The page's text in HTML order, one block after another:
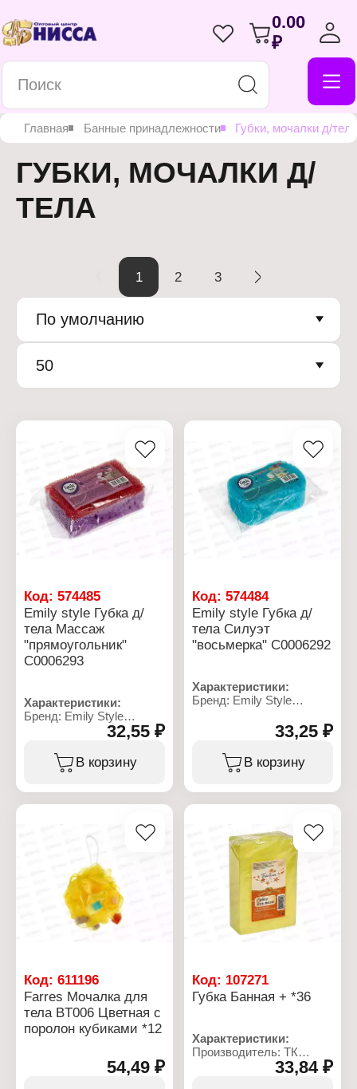
0.00
₽
Главная Банные принадлежности Губки, мочалки д/
ГУБКИ, МОЧАЛКИ Д/
ТЕЛА
1 2 3
По умолчанию
50
Код: 574485
Emily style Губка д/
тела Массаж
"прямоугольник"
С0006293
Характеристики:
Бренд: Emily Style
Артикул: С0006293
Тип товара: Губка для
Модель: "Массаж"
32,55 ₽
В корзину
Код:574484
Emily style Губка д/
тела Силуэт
"восьмерка" С0006292
Характеристики:
Бренд: Emily Style
Тип товара: Губка для
Модель: "Силуэт"
Форма: восьмерка
Материал: поролон
33,25 ₽
В корзину
Код: 611196
Farres Мочалка для
тела BT006 Цветная с
поролон кубиками *12
54,49 ₽
Код: 107271
Губка Банная + *36
Характеристики:
Производитель: ТК
33,84 ₽